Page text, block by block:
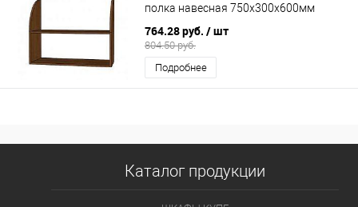
полка навесная 750х300х600мм
764.28 руб. / шт
804.50 руб.
Подробнее
Каталог продукции